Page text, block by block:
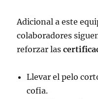
Adicional a este
colaboradores
reforzar las
Llevar el pelo
cofia.